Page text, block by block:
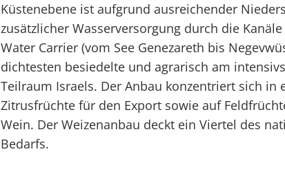
Küstenebene ist aufgrund ausreichender
zusätzlicher Wasserversorgung durch die
Water Carrier (vom See Genezareth bis
dichtesten besiedelte und agrarisch am
Teilraum Israels. Der Anbau konzentriert sich in
Zitrusfrüchte für den Export sowie auf
Wein. Der Weizenanbau deckt ein Viertel des
Bedarfs.